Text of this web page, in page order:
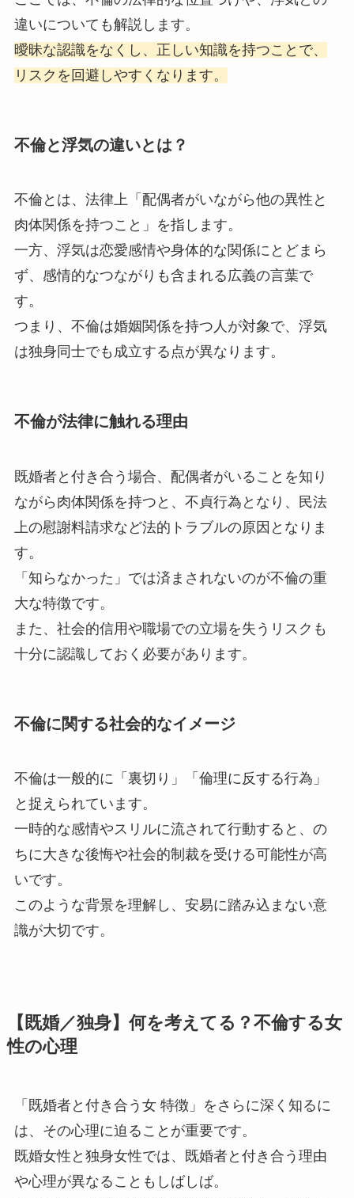
違いについても解説します。
曖昧な認識をなくし、正しい知識を持つことで、
リスクを回避しやすくなります。
不倫と浮気の違いとは？
不倫とは、法律上「配偶者がいながら他の異性と
肉体関係を持つこと」を指します。
一方、浮気は恋愛感情や身体的な関係にとどまら
ず、感情的なつながりも含まれる広義の言葉で
す。
つまり、不倫は婚姻関係を持つ人が対象で、浮気
は独身同士でも成立する点が異なります。
不倫が法律に触れる理由
既婚者と付き合う場合、配偶者がいることを知り
ながら肉体関係を持つと、不貞行為となり、民法
上の慰謝料請求など法的トラブルの原因となりま
す。
「知らなかった」では済まされないのが不倫の重
大な特徴です。
また、社会的信用や職場での立場を失うリスクも
十分に認識しておく必要があります。
不倫に関する社会的なイメージ
不倫は一般的に「裏切り」「倫理に反する行為」
と捉えられています。
一時的な感情やスリルに流されて行動すると、の
ちに大きな後悔や社会的制裁を受ける可能性が高
いです。
このような背景を理解し、安易に踏み込まない意
識が大切です。
【既婚／独身】何を考えてる？不倫する女
性の心理
「既婚者と付き合う女 特徴」をさらに深く知るに
は、その心理に迫ることが重要です。
既婚女性と独身女性では、既婚者と付き合う理由
や心理が異なることもしばしば。